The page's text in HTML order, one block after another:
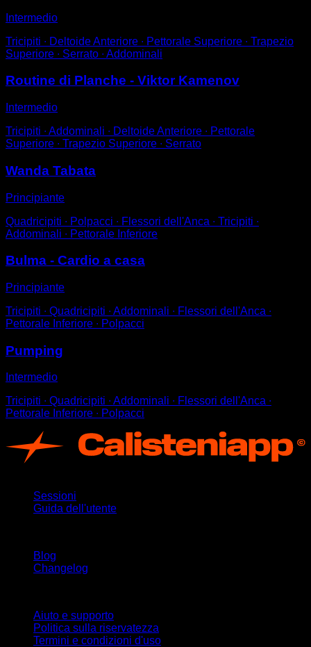
Intermedio
Tricipiti ∙ Deltoide Anteriore ∙ Pettorale Superiore ∙ Trapezio
Superiore ∙ Serrato ∙ Addominali
Routine di Planche - Viktor Kamenov
Intermedio
Tricipiti ∙ Addominali ∙ Deltoide Anteriore ∙ Pettorale
Superiore ∙ Trapezio Superiore ∙ Serrato
Wanda Tabata
Principiante
Quadricipiti ∙ Polpacci ∙ Flessori dell'Anca ∙ Tricipiti ∙
Addominali ∙ Pettorale Inferiore
Bulma - Cardio a casa
Principiante
Tricipiti ∙ Quadricipiti ∙ Addominali ∙ Flessori dell'Anca ∙
Pettorale Inferiore ∙ Polpacci
Pumping
Intermedio
Tricipiti ∙ Quadricipiti ∙ Addominali ∙ Flessori dell'Anca ∙
Pettorale Inferiore ∙ Polpacci
Sessioni
Guida dell'utente
Blog
Changelog
Aiuto e supporto
Politica sulla riservatezza
Termini e condizioni d'uso